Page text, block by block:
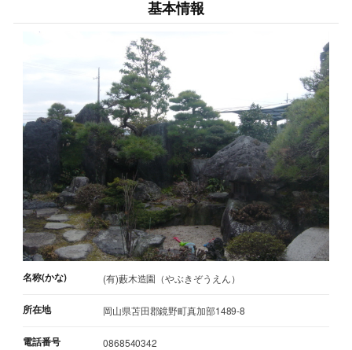
基本情報
名称(かな) (有)藪木造園（やぶきぞうえん）
所在地 岡山県苫田郡鏡野町真加部1489-8
電話番号 0868540342